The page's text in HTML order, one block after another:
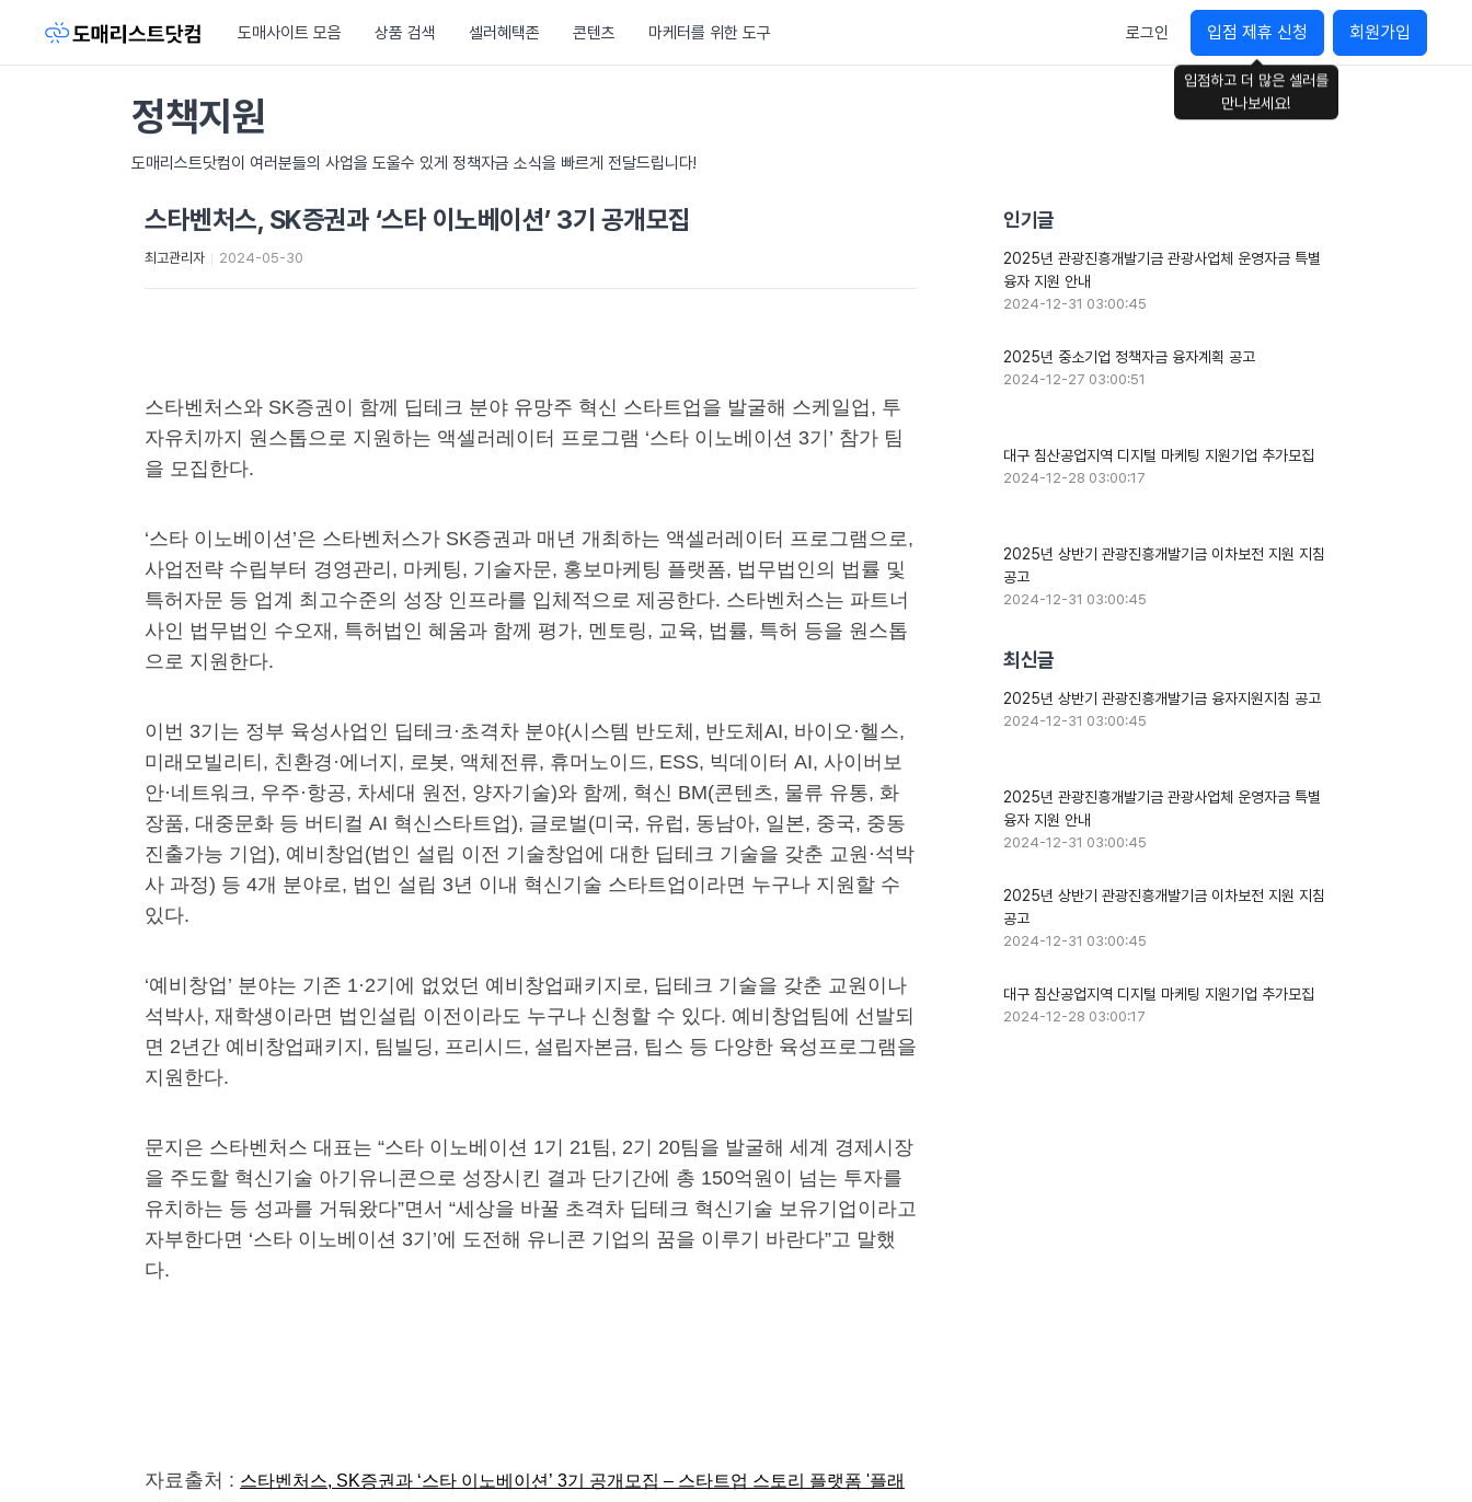
도매사이트 모음 상품 검색 셀러혜택존 콘텐츠 마케터를 위한 도구 로그인 입점 제휴 신청
입점하고 더 많은 셀러를
만나보세요!
회원가입
정책지원
도매리스트닷컴이 여러분들의 사업을 도울수 있게 정책자금 소식을 빠르게 전달드립니다!
스타벤처스, SK증권과 ‘스타 이노베이션’ 3기 공개모집
최고관리자 2024-05-30
스타벤처스와 SK증권이 함께 딥테크 분야 유망주 혁신 스타트업을 발굴해 스케일업, 투
자유치까지 원스톱으로 지원하는 액셀러레이터 프로그램 ‘스타 이노베이션 3기’ 참가 팀
을 모집한다.
‘스타 이노베이션’은 스타벤처스가 SK증권과 매년 개최하는 액셀러레이터 프로그램으로,
사업전략 수립부터 경영관리, 마케팅, 기술자문, 홍보마케팅 플랫폼, 법무법인의 법률 및
특허자문 등 업계 최고수준의 성장 인프라를 입체적으로 제공한다. 스타벤처스는 파트너
사인 법무법인 수오재, 특허법인 혜움과 함께 평가, 멘토링, 교육, 법률, 특허 등을 원스톱
으로 지원한다.
이번 3기는 정부 육성사업인 딥테크·초격차 분야(시스템 반도체, 반도체AI, 바이오·헬스,
미래모빌리티, 친환경·에너지, 로봇, 액체전류, 휴머노이드, ESS, 빅데이터 AI, 사이버보
안·네트워크, 우주·항공, 차세대 원전, 양자기술)와 함께, 혁신 BM(콘텐츠, 물류 유통, 화
장품, 대중문화 등 버티컬 AI 혁신스타트업), 글로벌(미국, 유럽, 동남아, 일본, 중국, 중동
진출가능 기업), 예비창업(법인 설립 이전 기술창업에 대한 딥테크 기술을 갖춘 교원·석박
사 과정) 등 4개 분야로, 법인 설립 3년 이내 혁신기술 스타트업이라면 누구나 지원할 수
있다.
‘예비창업’ 분야는 기존 1·2기에 없었던 예비창업패키지로, 딥테크 기술을 갖춘 교원이나
석박사, 재학생이라면 법인설립 이전이라도 누구나 신청할 수 있다. 예비창업팀에 선발되
면 2년간 예비창업패키지, 팀빌딩, 프리시드, 설립자본금, 팁스 등 다양한 육성프로그램을
지원한다.
문지은 스타벤처스 대표는 “스타 이노베이션 1기 21팀, 2기 20팀을 발굴해 세계 경제시장
을 주도할 혁신기술 아기유니콘으로 성장시킨 결과 단기간에 총 150억원이 넘는 투자를
유치하는 등 성과를 거둬왔다”면서 “세상을 바꿀 초격차 딥테크 혁신기술 보유기업이라고
자부한다면 ‘스타 이노베이션 3기’에 도전해 유니콘 기업의 꿈을 이루기 바란다”고 말했
다.
자료출처 : 스타벤처스, SK증권과 ‘스타 이노베이션’ 3기 공개모집 – 스타트업 스토리 플랫폼 '플래
인기글
2025년 관광진흥개발기금 관광사업체 운영자금 특별
융자 지원 안내
2024-12-31 03:00:45
2025년 중소기업 정책자금 융자계획 공고
2024-12-27 03:00:51
대구 침산공업지역 디지털 마케팅 지원기업 추가모집
2024-12-28 03:00:17
2025년 상반기 관광진흥개발기금 이차보전 지원 지침
공고
2024-12-31 03:00:45
최신글
2025년 상반기 관광진흥개발기금 융자지원지침 공고
2024-12-31 03:00:45
2025년 관광진흥개발기금 관광사업체 운영자금 특별
융자 지원 안내
2024-12-31 03:00:45
2025년 상반기 관광진흥개발기금 이차보전 지원 지침
공고
2024-12-31 03:00:45
대구 침산공업지역 디지털 마케팅 지원기업 추가모집
2024-12-28 03:00:17